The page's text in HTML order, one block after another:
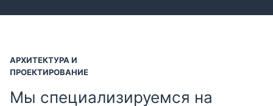
АРХИТЕКТУРА И
ПРОЕКТИРОВАНИЕ
Мы специализируемся на